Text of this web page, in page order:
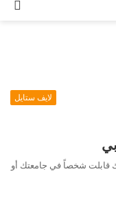
لايف ستايل
قابلت شخصاً في جامعتك أو